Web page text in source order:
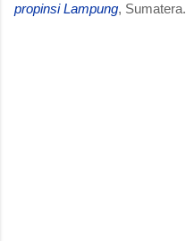
propinsi Lampung, Sumatera.